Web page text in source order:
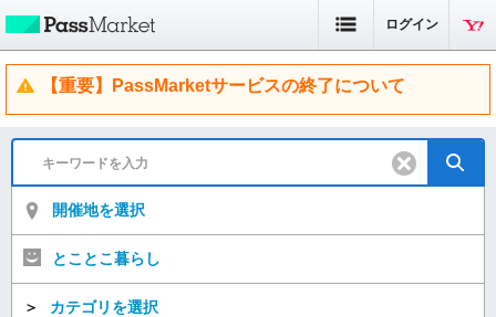
ログイン
【重要】PassMarketサービスの終了について
開催地を選択
とことこ暮らし
＞ カテゴリを選択